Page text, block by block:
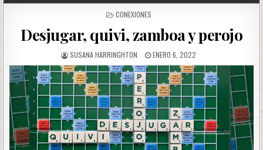
POSTED
CONEXIONES
Desjugar, quivi, zamboa y perojo
SUSANA HARRINGHTON ENERO 6, 2022